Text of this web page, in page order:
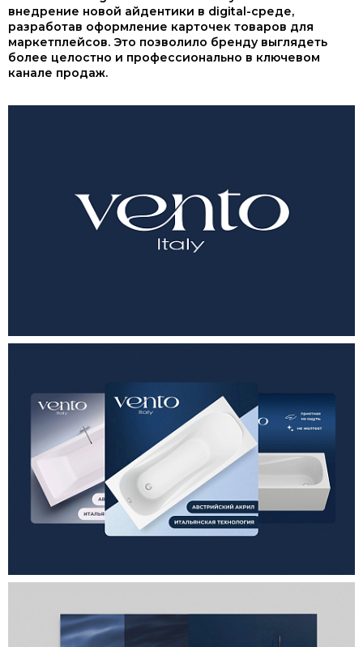
внедрение новой айдентики в digital-среде,
разработав оформление карточек товаров для
маркетплейсов. Это позволило бренду выглядеть
более целостно и профессионально в ключевом
канале продаж.